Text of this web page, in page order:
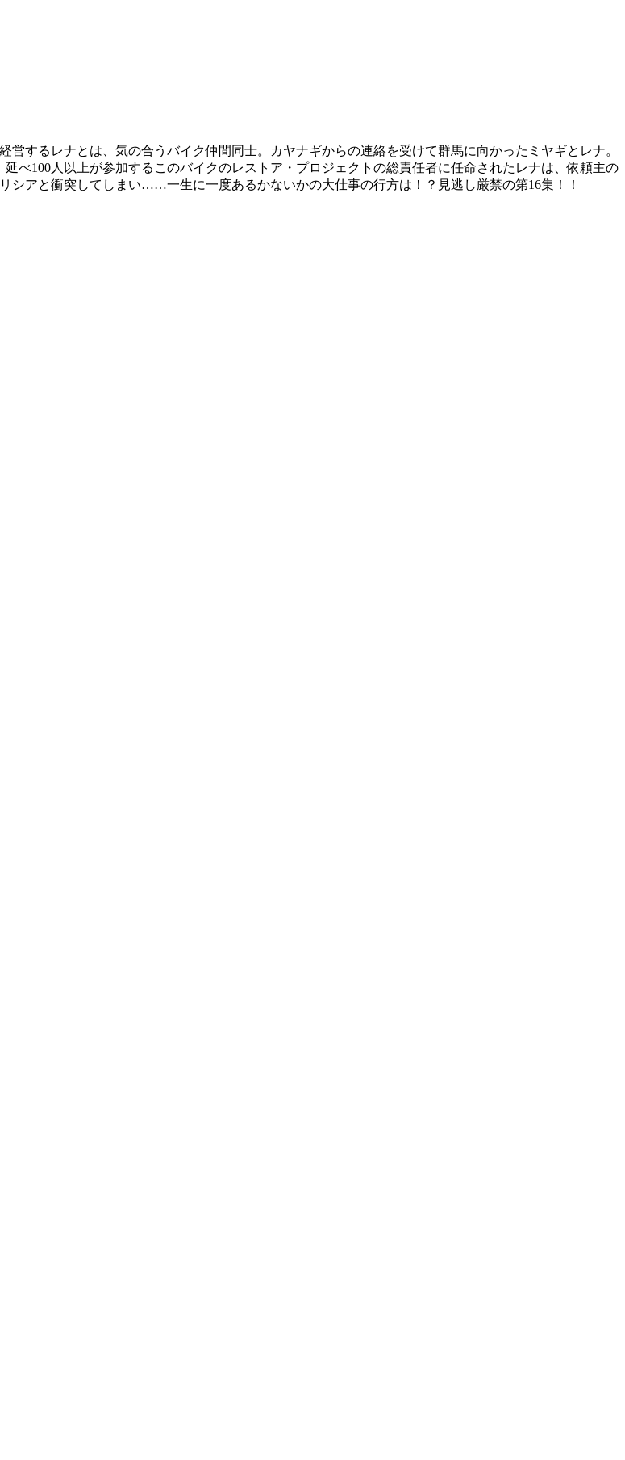
するレナとは、気の合うバイク仲間同士。カヤナギからの連絡を受けて群馬に向かったミヤギとレナ。
べ100人以上が参加するこのバイクのレストア・プロジェクトの総責任者に任命されたレナは、依頼主の
シアと衝突してしまい……一生に一度あるかないかの大仕事の行方は！？見逃し厳禁の第16集！！